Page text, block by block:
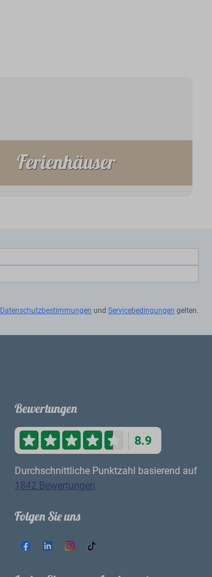
Ferienhäuser
Datenschutzbestimmungen und Servicebedingungen gelten.
Bewertungen
8.9
Durchschnittliche Punktzahl basierend auf
1842 Bewertungen
Folgen Sie uns